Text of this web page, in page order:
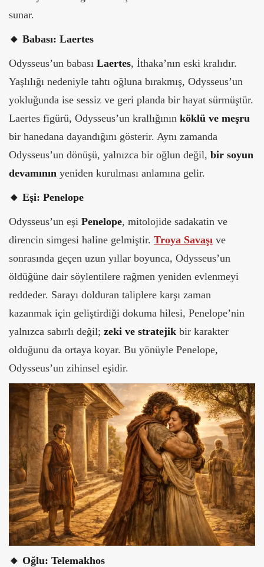
sunar.
🔸 Babası: Laertes
Odysseus’un babası Laertes, İthaka’nın eski kralıdır.
Yaşlılığı nedeniyle tahtı oğluna bırakmış, Odysseus’un
yokluğunda ise sessiz ve geri planda bir hayat sürmüştür.
Laertes figürü, Odysseus’un krallığının köklü ve meşru
bir hanedana dayandığını gösterir. Aynı zamanda
Odysseus’un dönüşü, yalnızca bir oğlun değil, bir soyun
devamının yeniden kurulması anlamına gelir.
🔸 Eşi: Penelope
Odysseus’un eşi Penelope, mitolojide sadakatin ve
direncin simgesi haline gelmiştir. Troya Savaşı ve
sonrasında geçen uzun yıllar boyunca, Odysseus’un
öldüğüne dair söylentilere rağmen yeniden evlenmeyi
reddeder. Sarayı dolduran taliplere karşı zaman
kazanmak için geliştirdiği dokuma hilesi, Penelope’nin
yalnızca sabırlı değil; zeki ve stratejik bir karakter
olduğunu da ortaya koyar. Bu yönüyle Penelope,
Odysseus’un zihinsel eşidir.
🔸 Oğlu: Telemakhos